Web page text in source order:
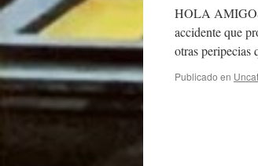
HOLA
accidente que
otras
Publicado en